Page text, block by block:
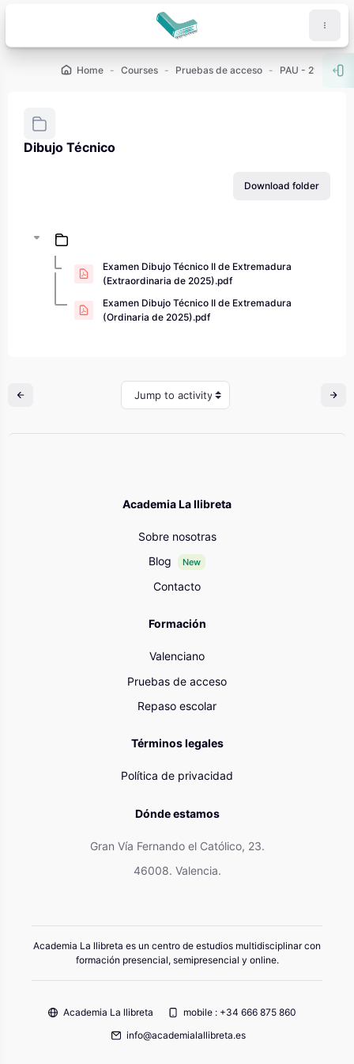
Home Courses Pruebas de acceso PAU - 2º de
Dibujo Técnico
Download folder
Examen Dibujo Técnico II de Extremadura
(Extraordinaria de 2025).pdf
Examen Dibujo Técnico II de Extremadura
(Ordinaria de 2025).pdf
Jump to activity
Academia La llibreta
Sobre nosotras
Blog
New
Contacto
Formación
Valenciano
Pruebas de acceso
Repaso escolar
Términos legales
Política de privacidad
Dónde estamos
Gran Vía Fernando el Católico, 23.
46008. Valencia.
Academia La llibreta es un centro de estudios multidisciplinar con
formación presencial, semipresencial y online.
Academia La llibreta
mobile : +34 666 875 860
info@academialallibreta.es